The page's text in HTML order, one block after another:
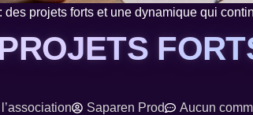
des projets forts et une dynamique qui
Saparen Prod Aucun